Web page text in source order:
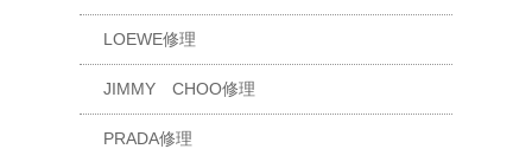
LOEWE修理
JIMMY CHOO修理
PRADA修理